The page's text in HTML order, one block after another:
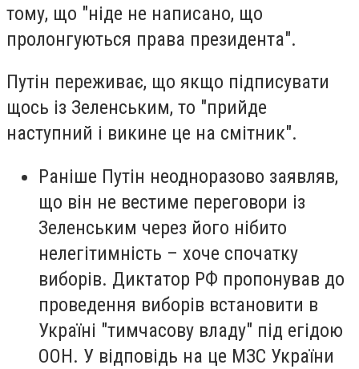
тому, що "ніде не написано, що
пролонгуються права президента".
Путін переживає, що якщо підписувати
щось із Зеленським, то "прийде
наступний і викине це на смітник".
Раніше Путін неодноразово заявляв,
що він не вестиме переговори із
Зеленським через його нібито
нелегітимність – хоче спочатку
виборів. Диктатор РФ пропонував до
проведення виборів встановити в
Україні "тимчасову владу" під егідою
ООН. У відповідь на це МЗС України